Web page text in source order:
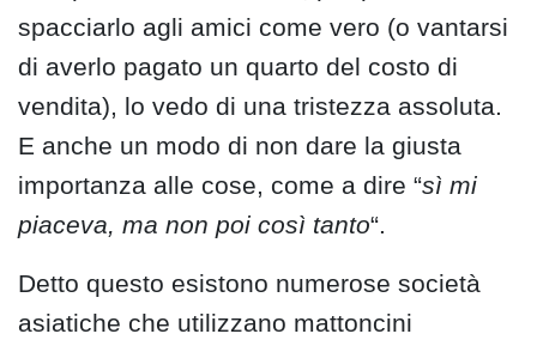
spacciarlo agli amici come vero (o vantarsi
di averlo pagato un quarto del costo di
vendita), lo vedo di una tristezza assoluta.
E anche un modo di non dare la giusta
importanza alle cose, come a dire “sì mi
piaceva, ma non poi così tanto“.
Detto questo esistono numerose società
asiatiche che utilizzano mattoncini